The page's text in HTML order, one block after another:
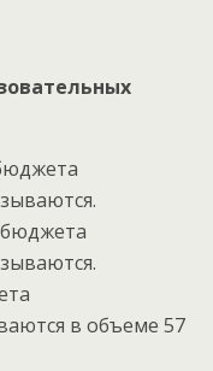
бюджета
в объеме 57